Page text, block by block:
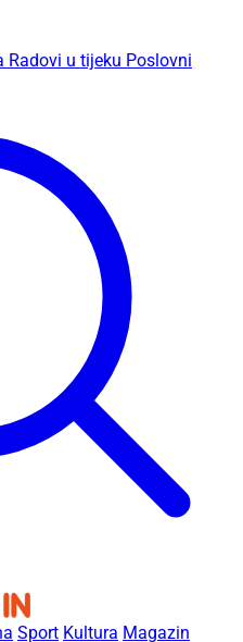
Radovi u tijeku Poslovni
Sport Kultura Magazin